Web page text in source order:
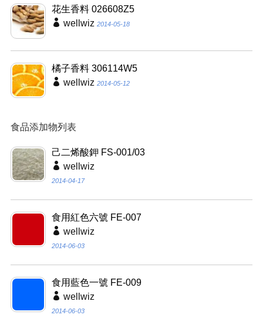
花生香料 026608Z5
wellwiz 2014-05-18
橘子香料 306114W5
wellwiz 2014-05-12
食品添加物列表
己二烯酸鉀 FS-001/03
wellwiz
2014-04-17
食用紅色六號 FE-007
wellwiz
2014-06-03
食用藍色一號 FE-009
wellwiz
2014-06-03